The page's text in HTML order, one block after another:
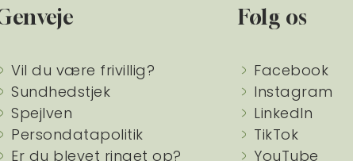
Vil du være frivillig?
Sundhedstjek
Spejlven
Persondatapolitik
Er du blevet ringet op?
Følg os
Facebook
Instagram
LinkedIn
TikTok
YouTube